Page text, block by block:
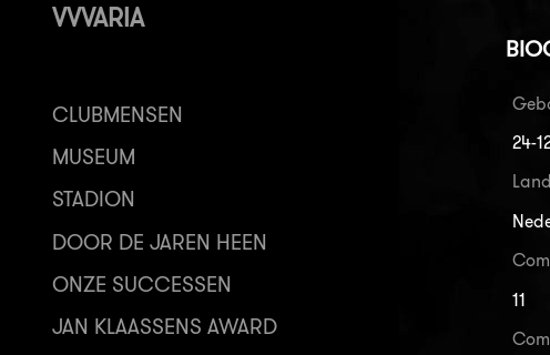
VVVARIA
CLUBMENSEN
MUSEUM
STADION
DOOR DE JAREN HEEN
ONZE SUCCESSEN
JAN KLAASSENS AWARD
24-
11